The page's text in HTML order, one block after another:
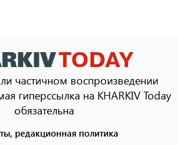
частичном воспроизведении
гиперссылка на KHARKIV Today
обязательна
редакционная политика